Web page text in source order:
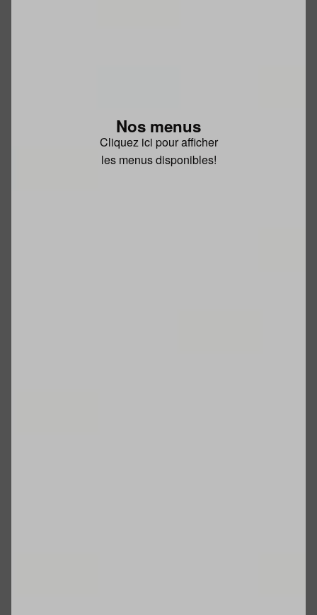
Nos menus
Cliquez ici pour afficher
les menus disponibles!